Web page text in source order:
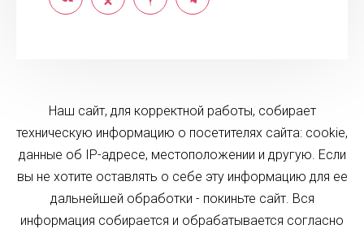
Наш сайт, для корректной работы, собирает
техническую информацию о посетителях сайта: cookie,
данные об IP-адресе, местоположении и другую. Если
вы не хотите оставлять о себе эту информацию для ее
дальнейшей обработки - покиньте сайт. Вся
информация собирается и обрабатывается согласно